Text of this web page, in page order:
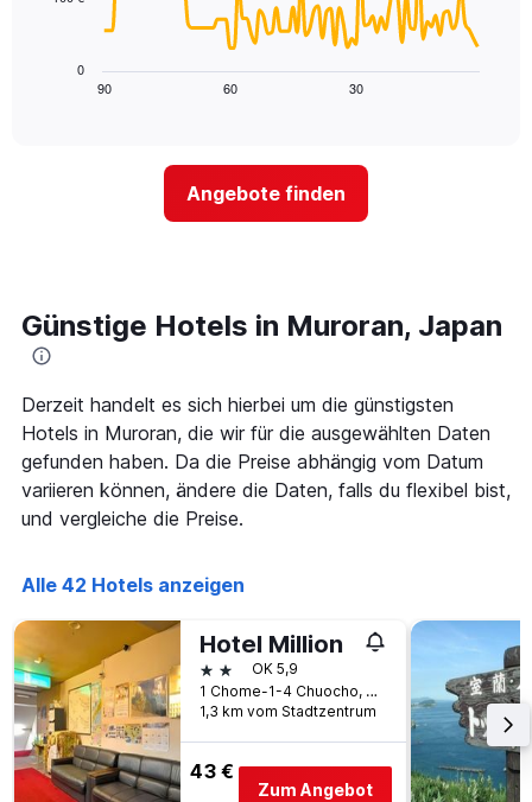
die
anzeigt.
anzeigt.
Diagramm
näher
das
Aufenthaltsdatum
Das
Diagramm
hat
1
X-
Achse,
Anzahl
Tage
vor
dem
Aufenthalt
anzeigt
Das
Diagramm
hat
90 60 30
0
Angebote finden
Günstige Hotels in Muroran, Japan
Derzeit handelt es sich hierbei um die günstigsten
Hotels in Muroran, die wir für die ausgewählten Daten
gefunden haben. Da die Preise abhängig vom Datum
variieren können, ändere die Daten, falls du flexibel bist,
und vergleiche die Preise.
Alle 42 Hotels anzeigen
Hotel Million
2 SterneOK 5,9
1 Chome-1-4 Chuocho, Muroran, Japan
1,3 km vom Stadtzentrum
43 €
Zum Angebot